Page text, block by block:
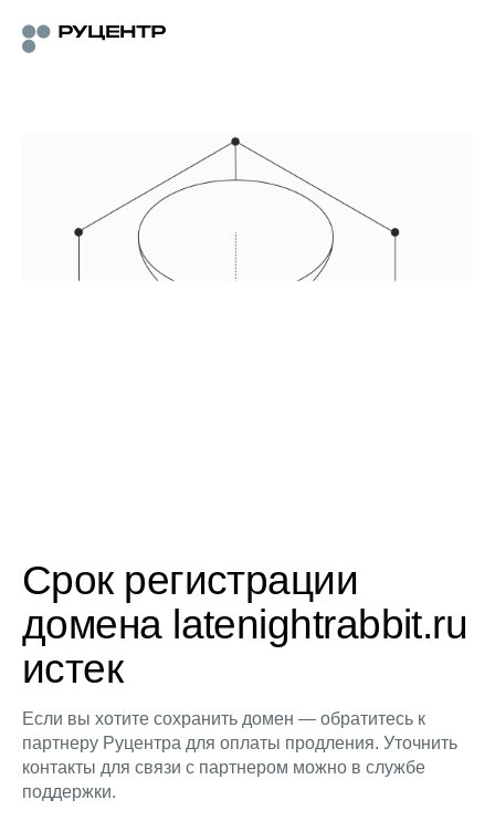
Срок регистрации
домена latenightrabbit.ru
истек
Если вы хотите сохранить домен — обратитесь к
партнеру Руцентра для оплаты продления. Уточнить
контакты для связи с партнером можно в службе
поддержки.